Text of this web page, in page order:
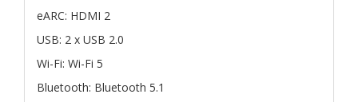
eARC: HDMI 2
USB: 2 x USB 2.0
Wi-Fi: Wi-Fi 5
Bluetooth: Bluetooth 5.1